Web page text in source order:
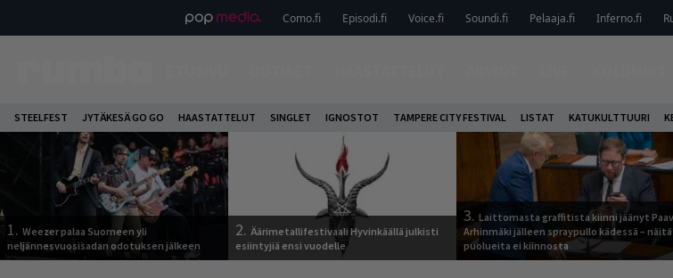
Como.fi Episodi.fi Voice.fi Soundi.fi Pelaaja.fi Inferno.fi
STEELFEST JYTÄKESÄ GO GO HAASTATTELUT SINGLET IGNOSTOT TAMPERE CITY FESTIVAL LISTAT KATUKULTTUURI
1. Weezer palaa Suomeen yli
neljännesvuosisadan odotuksen jälkeen
2. Äärimetallifestivaali Hyvinkäällä julkisti
esiintyjiä ensi vuodelle
3. Laittomasta graffitista kiinni jäänyt
Arhinmäki jälleen spraypullo kädessä – näitä
puolueita ei kiinnosta